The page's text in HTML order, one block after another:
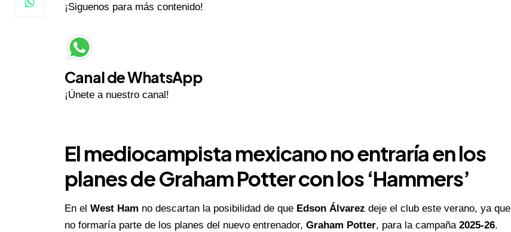
¡Siguenos para más contenido!
Canal de WhatsApp
¡Únete a nuestro canal!
El mediocampista mexicano no entraría en los
planes de Graham Potter con los ‘Hammers’
En el West Ham no descartan la posibilidad de que Edson Álvarez deje el club este verano, ya que
no formaría parte de los planes del nuevo entrenador, Graham Potter, para la campaña 2025-26.